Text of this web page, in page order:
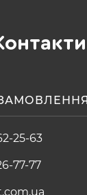
25-63
77-77